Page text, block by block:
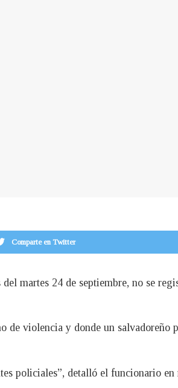
Comparte en Twitter
martes 24 de septiembre, no se
de violencia y donde un salvadoreño
policiales”, detalló el funcionario en